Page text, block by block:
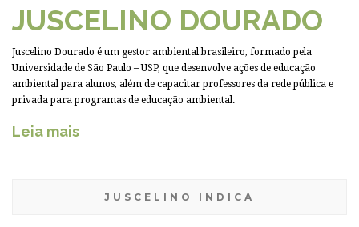
JUSCELINO DOURADO
Juscelino Dourado é um gestor ambiental brasileiro, formado pela
Universidade de São Paulo – USP, que desenvolve ações de educação
ambiental para alunos, além de capacitar professores da rede pública e
privada para programas de educação ambiental.
Leia mais
JUSCELINO INDICA